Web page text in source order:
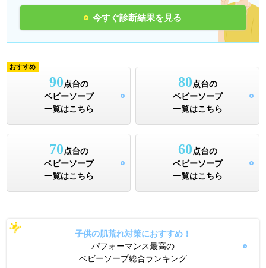
今すぐ診断結果を見る
おすすめ
90 点台の
ベビーソープ
一覧はこちら
80 点台の
ベビーソープ
一覧はこちら
70 点台の
ベビーソープ
一覧はこちら
60 点台の
ベビーソープ
一覧はこちら
子供の肌荒れ対策におすすめ！
パフォーマンス最高の
ベビーソープ総合ランキング